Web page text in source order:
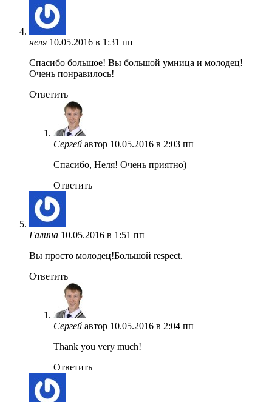
неля 10.05.2016 в 1:31 пп
Спасибо большое! Вы большой умница и молодец!
Очень понравилось!
Ответить
Сергей автор 10.05.2016 в 2:03 пп
Спасибо, Неля! Очень приятно)
Ответить
Галина 10.05.2016 в 1:51 пп
Вы просто молодец!Большой respect.
Ответить
Сергей автор 10.05.2016 в 2:04 пп
Thank you very much!
Ответить